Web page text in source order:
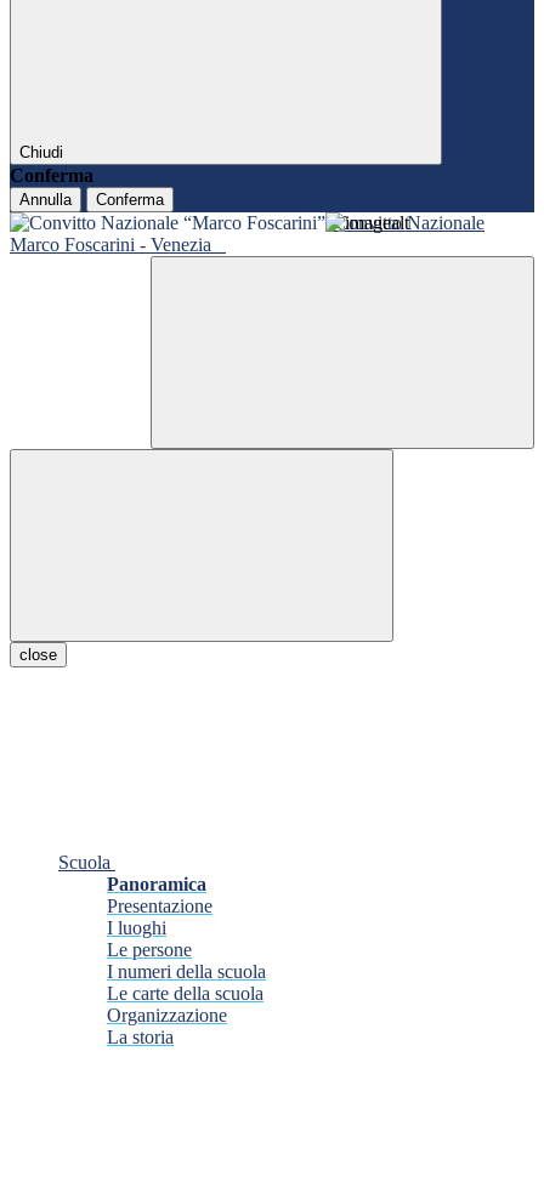
Chiudi
Conferma
Annulla Conferma
Convitto Nazionale
Marco Foscarini - Venezia
close
Scuola
Panoramica
Presentazione
I luoghi
Le persone
I numeri della scuola
Le carte della scuola
Organizzazione
La storia